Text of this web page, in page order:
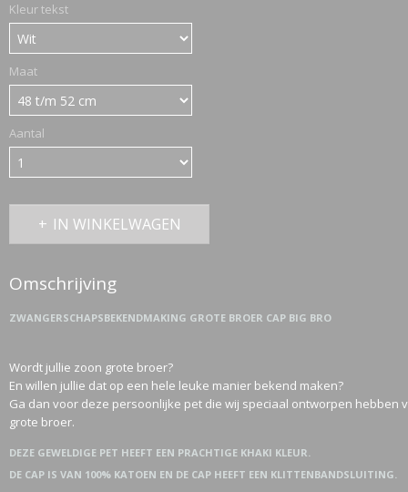
Kleur tekst
Maat
Aantal
IN WINKELWAGEN
Omschrijving
ZWANGERSCHAPSBEKENDMAKING GROTE BROER CAP BIG BRO
Wordt jullie zoon grote broer?
En willen jullie dat op een hele leuke manier bekend maken?
Ga dan voor deze persoonlijke pet die wij speciaal ontworpen hebben
grote broer.
DEZE GEWELDIGE PET HEEFT EEN PRACHTIGE KHAKI KLEUR.
DE CAP IS VAN 100% KATOEN EN DE CAP HEEFT EEN KLITTENBANDSLUITING.